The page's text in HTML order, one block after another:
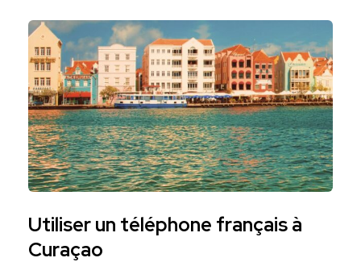
Utiliser un téléphone français à
Curaçao